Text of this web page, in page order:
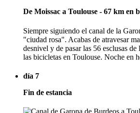
De Moissac a Toulouse - 67 km en
Siempre siguiendo el canal de la
"ciudad rosa". Acabas de atravesar
desnivel y de pasar las 56 esclusas
las bicicletas en Toulouse. Noche en
día 7
Fin de estancia